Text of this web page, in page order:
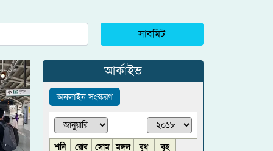
সাবমিট
আর্কাইভ
অনলাইন সংস্করণ
শনি রোব সোম মঙ্গল বুধ বৃহ